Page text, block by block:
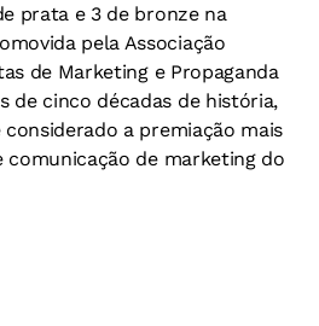
prata e 3 de bronze na
pela Associação
de Marketing e Propaganda
de cinco décadas de história,
a premiação mais
comunicação de marketing do